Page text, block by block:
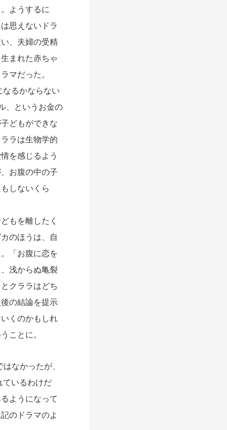
ようするに
思えないドラ
、夫婦の受精
まれた赤ちゃ
マだった。
るかならない
、というお金の
どもができな
ラは生物学的
を感じるよう
お腹の中の子
しないくら
もを離したく
のほうは、自
「お腹に恋を
浅からぬ亀裂
クララはどち
の結論を提示
くのかもしれ
ことに。
なかったが、
ているわけだ
ようになって
のドラマのよ